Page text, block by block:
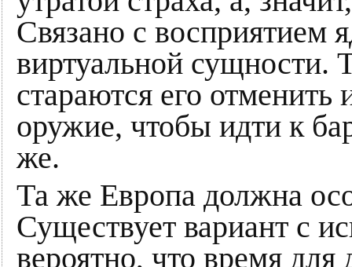
Связано с восприятием
виртуальной сущности.
стараются его отменить
оружие, чтобы идти к
же.
Та же Европа должна
Существует вариант с
вероятно, что время для